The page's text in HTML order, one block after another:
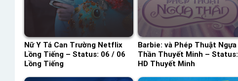
Nữ Y Tá Can Trường Netflix
Lồng Tiếng – Status: 06 / 06
Lồng Tiếng
Barbie: và Phép Thuật Ngựa
Thần Thuyết Minh – Status:
HD Thuyết Minh